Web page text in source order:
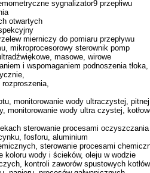
sygnalizator9 przepłiwu
otwartych
mierniczy do pomiaru przepływu
mikroprocesorowy sterownik pomp
masowe, wirowe
i wspomaganiem podnoszenia tłoka,
monitorowanie wody ultraczystej, pitnej
monitorowanie wody ultra czystej,
sterowanie procesami
fosforu, aluminium
sterowanie procesami
koloru wody i ścieków, oleju w wodzie
kontroli zaworów spustowych kotłów